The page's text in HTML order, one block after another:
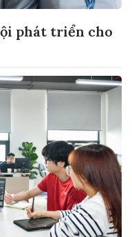
phát triển cho